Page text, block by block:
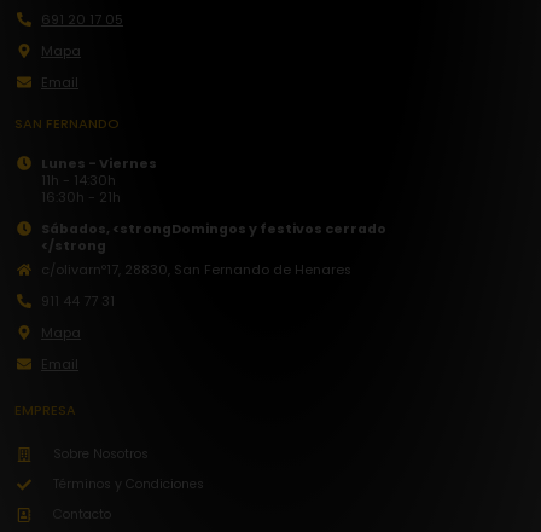
691 20 17 05
Mapa
Email
SAN FERNANDO
Lunes - Viernes
11h - 14:30h
16:30h - 21h
Sábados, <strongDomingos y festivos cerrado
</strong
c/olivarnº17, 28830, San Fernando de Henares
911 44 77 31
Mapa
Email
EMPRESA
Sobre Nosotros
Términos y Condiciones
Contacto